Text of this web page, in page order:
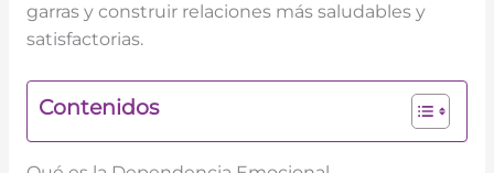
garras y construir relaciones más saludables y
satisfactorias.
Contenidos